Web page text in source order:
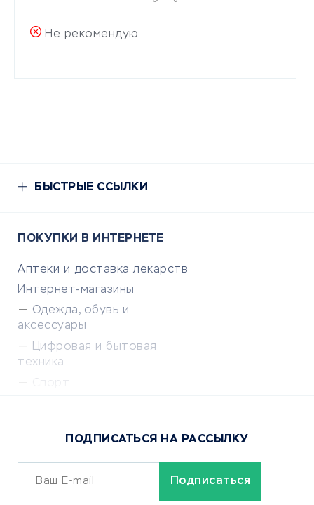
Не рекомендую
БЫСТРЫЕ ССЫЛКИ
ПОКУПКИ В ИНТЕРНЕТЕ
Аптеки и доставка лекарств
Интернет-магазины
Одежда, обувь и
аксессуары
Цифровая и бытовая
техника
Сервисы доставки
ОБУЧЕНИЕ И РАБОТА
ПОДПИСАТЬСЯ НА РАССЫЛКУ